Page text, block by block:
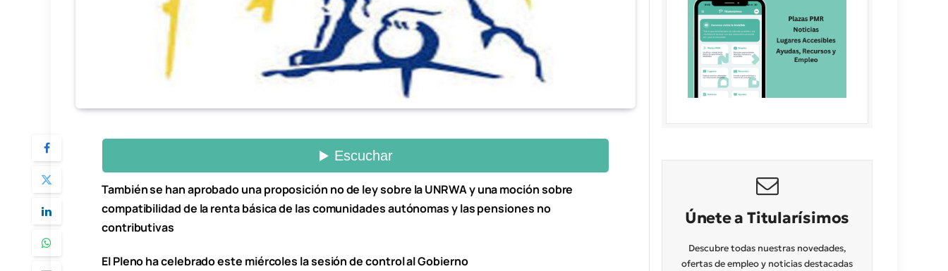
También se han aprobado una proposición no de ley sobre la UNRWA y una moción sobre
compatibilidad de la renta básica de las comunidades autónomas y las pensiones no
contributivas
El Pleno ha celebrado este miércoles la sesión de control al Gobierno
Únete a Titularísimos
Descubre todas nuestras novedades,
ofertas de empleo y noticias destacadas